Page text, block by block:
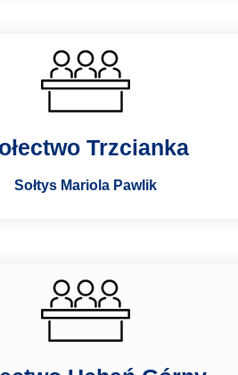
Trzcianka
Sołtys Mariola Pawlik